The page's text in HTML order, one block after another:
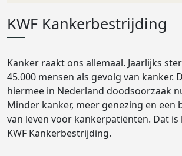
KWF Kankerbestrijding
Kanker raakt ons allemaal. Jaarlijks
45.000 mensen als gevolg van kanker.
hiermee in Nederland doodsoorzaak
Minder kanker, meer genezing en een
van leven voor kankerpatiënten. Dat is
KWF Kankerbestrijding.